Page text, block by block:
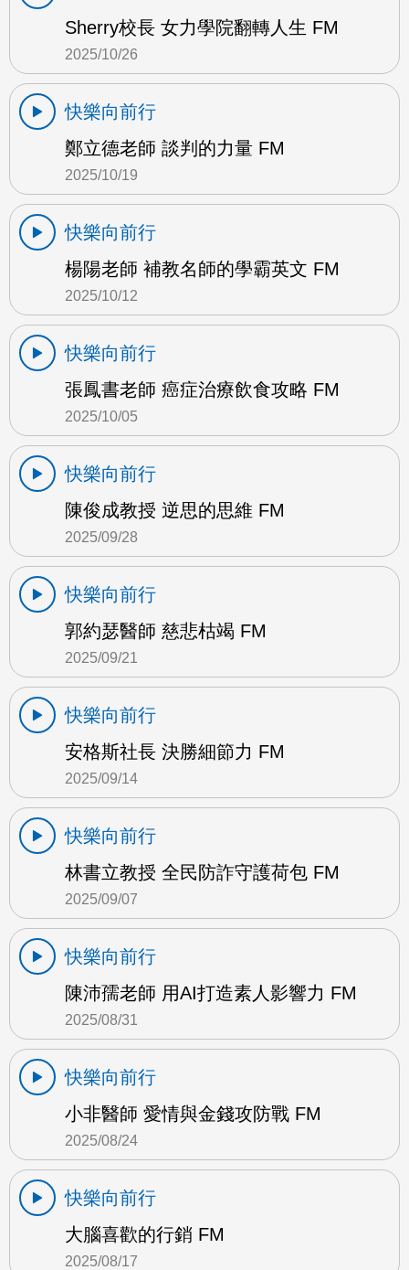
Sherry校長 女力學院翻轉人生 FM
2025/10/26
快樂向前行
鄭立德老師 談判的力量 FM
2025/10/19
快樂向前行
楊陽老師 補教名師的學霸英文 FM
2025/10/12
快樂向前行
張鳳書老師 癌症治療飲食攻略 FM
2025/10/05
快樂向前行
陳俊成教授 逆思的思維 FM
2025/09/28
快樂向前行
郭約瑟醫師 慈悲枯竭 FM
2025/09/21
快樂向前行
安格斯社長 決勝細節力 FM
2025/09/14
快樂向前行
林書立教授 全民防詐守護荷包 FM
2025/09/07
快樂向前行
陳沛孺老師 用AI打造素人影響力 FM
2025/08/31
快樂向前行
小非醫師 愛情與金錢攻防戰 FM
2025/08/24
快樂向前行
大腦喜歡的行銷 FM
2025/08/17